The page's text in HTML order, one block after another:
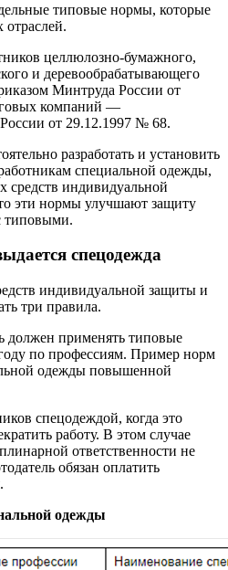
типовые нормы, которые
отраслей.
целлюлозно-бумажного,
и деревообрабатывающего
Минтруда России от
компаний —
от 29.12.1997 № 68.
разработать и установить
специальной одежды,
средств индивидуальной
эти нормы улучшают защиту
типовыми.
спецодежда
индивидуальной защиты и
три правила.
должен применять типовые
по профессиям. Пример норм
одежды повышенной
спецодеждой, когда это
работу. В этом случае
ответственности не
обязан оплатить
одежды